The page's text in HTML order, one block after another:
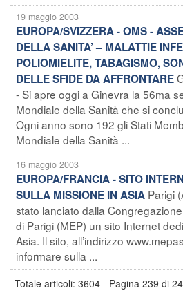
19 maggio 2003
EUROPA/SVIZZERA - OMS -
DELLA SANITA’ – MALATTIE
POLIOMIELITE, TABAGISMO,
DELLE SFIDE DA AFFRONTARE
- Si apre oggi a Ginevra la 56ma
Mondiale della Sanità che si
Ogni anno sono 192 gli Stati
Mondiale della Sanità ...
16 maggio 2003
EUROPA/FRANCIA - SITO
SULLA MISSIONE IN ASIA Parigi
stato lanciato dalla
di Parigi (MEP) un sito Internet
Asia. Il sito, all’indirizzo
informare sulla ...
Totale articoli: 3604 - Pagina 239 di